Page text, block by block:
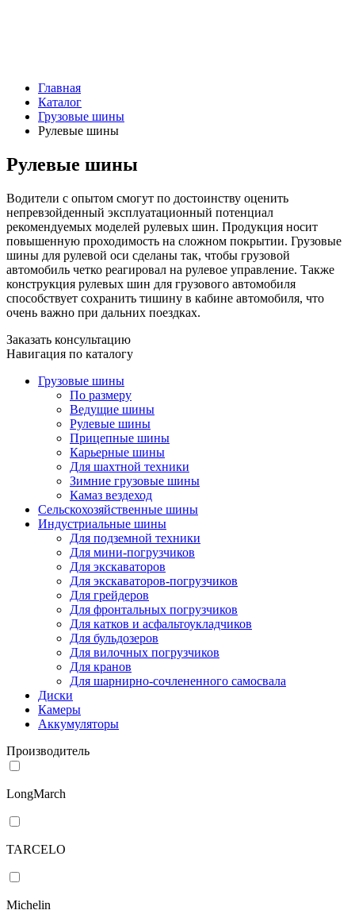
Главная
Каталог
Грузовые шины
Рулевые шины
Рулевые шины
Водители с опытом смогут по достоинству оценить
непревзойденный эксплуатационный потенциал
рекомендуемых моделей рулевых шин. Продукция носит
повышенную проходимость на сложном покрытии. Грузовые
шины для рулевой оси сделаны так, чтобы грузовой
автомобиль четко реагировал на рулевое управление. Также
конструкция рулевых шин для грузового автомобиля
способствует сохранить тишину в кабине автомобиля, что
очень важно при дальних поездках.
Заказать консультацию
Навигация по каталогу
Грузовые шины
По размеру
Ведущие шины
Рулевые шины
Прицепные шины
Карьерные шины
Для шахтной техники
Зимние грузовые шины
Камаз вездеход
Сельскохозяйственные шины
Индустриальные шины
Для подземной техники
Для мини-погрузчиков
Для экскаваторов
Для экскаваторов-погрузчиков
Для грейдеров
Для фронтальных погрузчиков
Для катков и асфальтоукладчиков
Для бульдозеров
Для вилочных погрузчиков
Для кранов
Для шарнирно-сочлененного самосвала
Диски
Камеры
Аккумуляторы
Производитель
LongMarch
TARCELO
Michelin